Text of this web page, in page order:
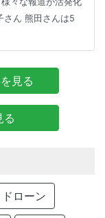
さん 熊田さんは5
見る
る
ドローン